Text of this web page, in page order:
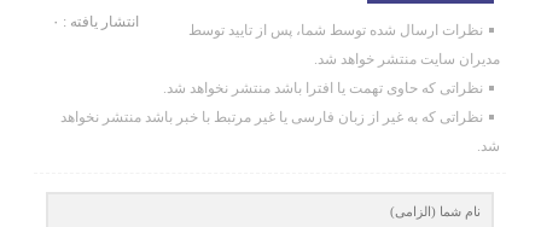
انتشار یافته : ۰
نظرات ارسال شده توسط شما، پس از تایید توسط
مدیران سایت منتشر خواهد شد.
نظراتی که حاوی تهمت یا افترا باشد منتشر نخواهد شد.
نظراتی که به غیر از زبان فارسی یا غیر مرتبط با خبر باشد منتشر نخواهد
شد.